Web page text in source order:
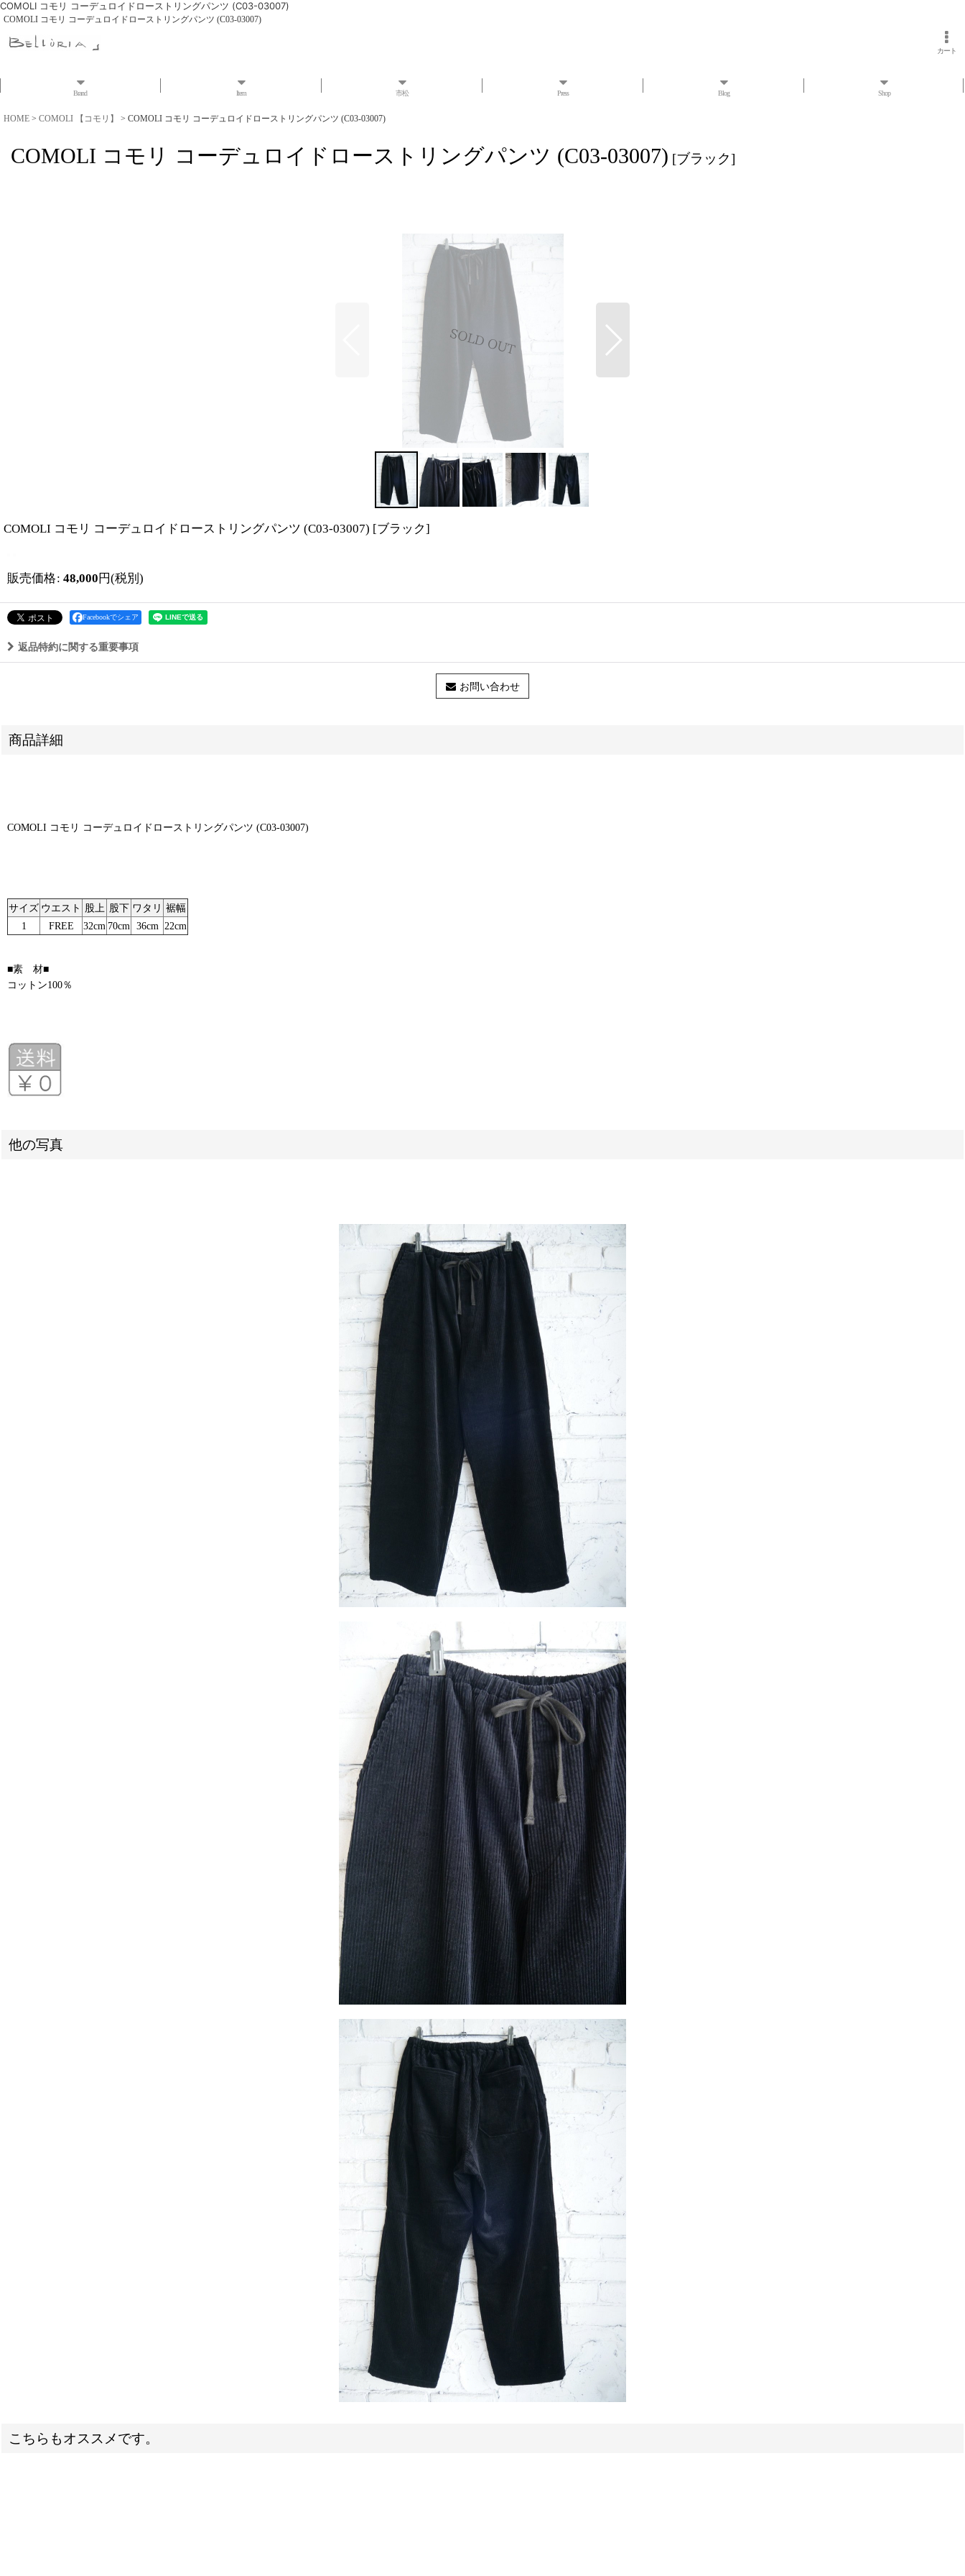
COMOLI コモリ コーデュロイドローストリングパンツ (C03-03007)
COMOLI コモリ コーデュロイドローストリングパンツ (C03-03007)
カート
Brand Item 市松 Press Blog Shop
HOME > COMOLI 【コモリ】 > COMOLI コモリ コーデュロイドローストリングパンツ (C03-03007)
COMOLI コモリ コーデュロイドローストリングパンツ (C03-03007) [ブラック]
COMOLI コモリ コーデュロイドローストリングパンツ (C03-03007) [ブラック]
販売価格: 48,000 円(税別)
Facebookでシェア
返品特約に関する重要事項
お問い合わせ
商品詳細
COMOLI コモリ コーデュロイドローストリングパンツ (C03-03007)
サイズ ウエスト 股上 股下 ワタリ 裾幅
1
FREE 32cm 70cm 36cm 22cm
■素 材■
コットン100％
他の写真
こちらもオススメです。